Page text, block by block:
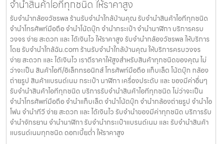
จำนำสินค้าไอทีทุกชนิด ให้ราคาสูง
รับจำนำกล้องวัชรพล ร้านรับจำนำใกล้บ้านคุณ รับจำนำสินค้าไอทีทุกชนิด
จำนำโทรศัพท์มือถือ จำนำโน้ตบุ๊ก จำนำกระเป๋า จำนำนาฬิกา บริการครบ
วงจร ง่าย สะดวก และ ได้เงินไว ให้ราคาสูง รับจำนำกล้องวัชรพล ให้บริการ
โดย รับจํานําใกล้ฉัน.com ร้านรับจำนำใกล้บ้านคุณ ให้บริการครบวงจร
ง่าย สะดวก และ ได้เงินไว เราตีราคาให้สูงสำหรับสินค้าทุกชนิดของคุณ ไม่
ว่าจะเป็น สินค้าไอที/อิเล็กทรอนิกส์ โทรศัพท์มือถือ แท็บเล็ต โน้ตบุ๊ก กล้อง
ถ่ายรูป สินค้าแบรนด์เนม กระเป๋า นาฬิกา เครื่องประดับ และ ของมีค่าอื่นๆ
รับจำนำสินค้าไอทีทุกชนิด บริการรับจำนำสินค้าไอทีทุกชนิด ไม่ว่าจะเป็น
จำนำโทรศัพท์มือถือ จำนำแท็บเล็ต จำนำโน้ตบุ๊ก จำนำกล้องถ่ายรูป จำนำไอ
โฟน จำนำทีวี ง่าย สะดวก และ ได้เงินไว รับจำนำของมีค่าทุกชนิด บริการรับ
จำนำจักรยาน จำนำนาฬิกา รับจำนำกระเป๋าแบรนด์เนม และ รับจำนำสินค้า
แบรนด์เนมทุกชนิด ดอกเบี้ยต่ำ ให้ราคาสูง